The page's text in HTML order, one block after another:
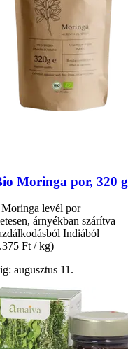
Moringa por, 320 g
Moringa levél por
árnyékban szárítva
Indiából
Ft / kg)
augusztus 11.